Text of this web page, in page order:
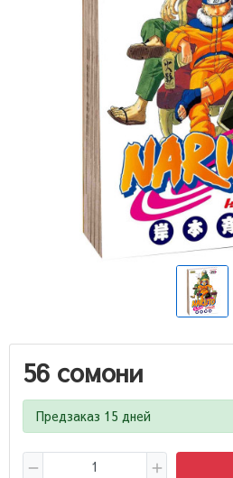
56 сомони
Предзаказ 15 дней